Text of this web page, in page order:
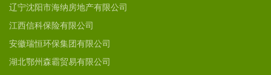
辽宁沈阳市海纳房地产有限公司
江西信科保险有限公司
安徽瑞恒环保集团有限公司
湖北鄂州森霸贸易有限公司